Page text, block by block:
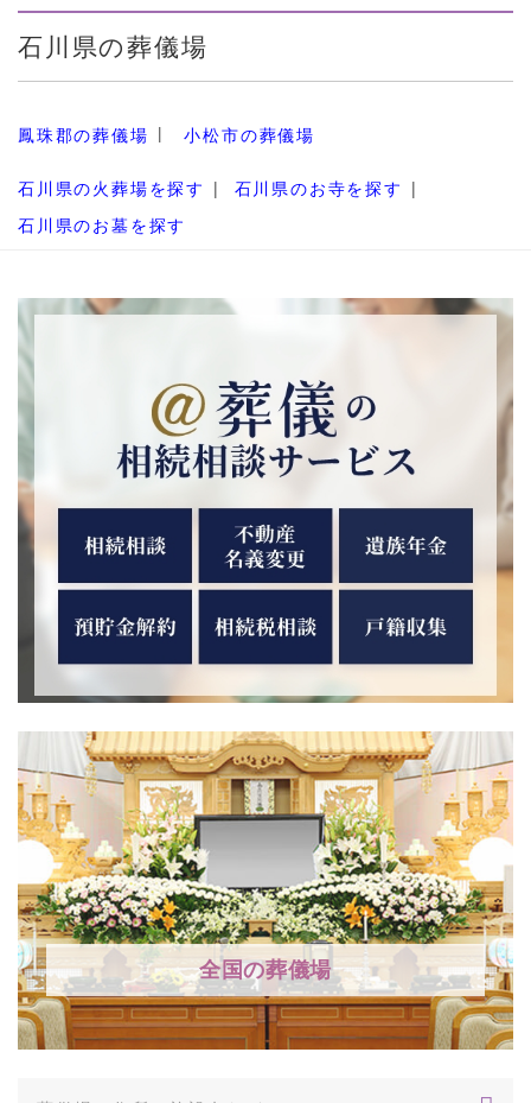
石川県の葬儀場
鳳珠郡の葬儀場 小松市の葬儀場
石川県の火葬場を探す
石川県のお寺を探す
石川県のお墓を探す
全国の葬儀場